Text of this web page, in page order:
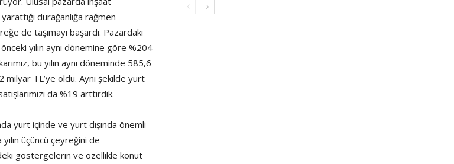
durağanlığa rağmen
de taşımayı başardı. Pazardaki
yılın aynı dönemine göre %204
bu yılın aynı döneminde 585,6
milyar TL’ye oldu. Aynı şekilde yurt
da %19 arttırdık.
yurt içinde ve yurt dışında önemli
üçüncü çeyreğini de
göstergelerin ve özellikle konut